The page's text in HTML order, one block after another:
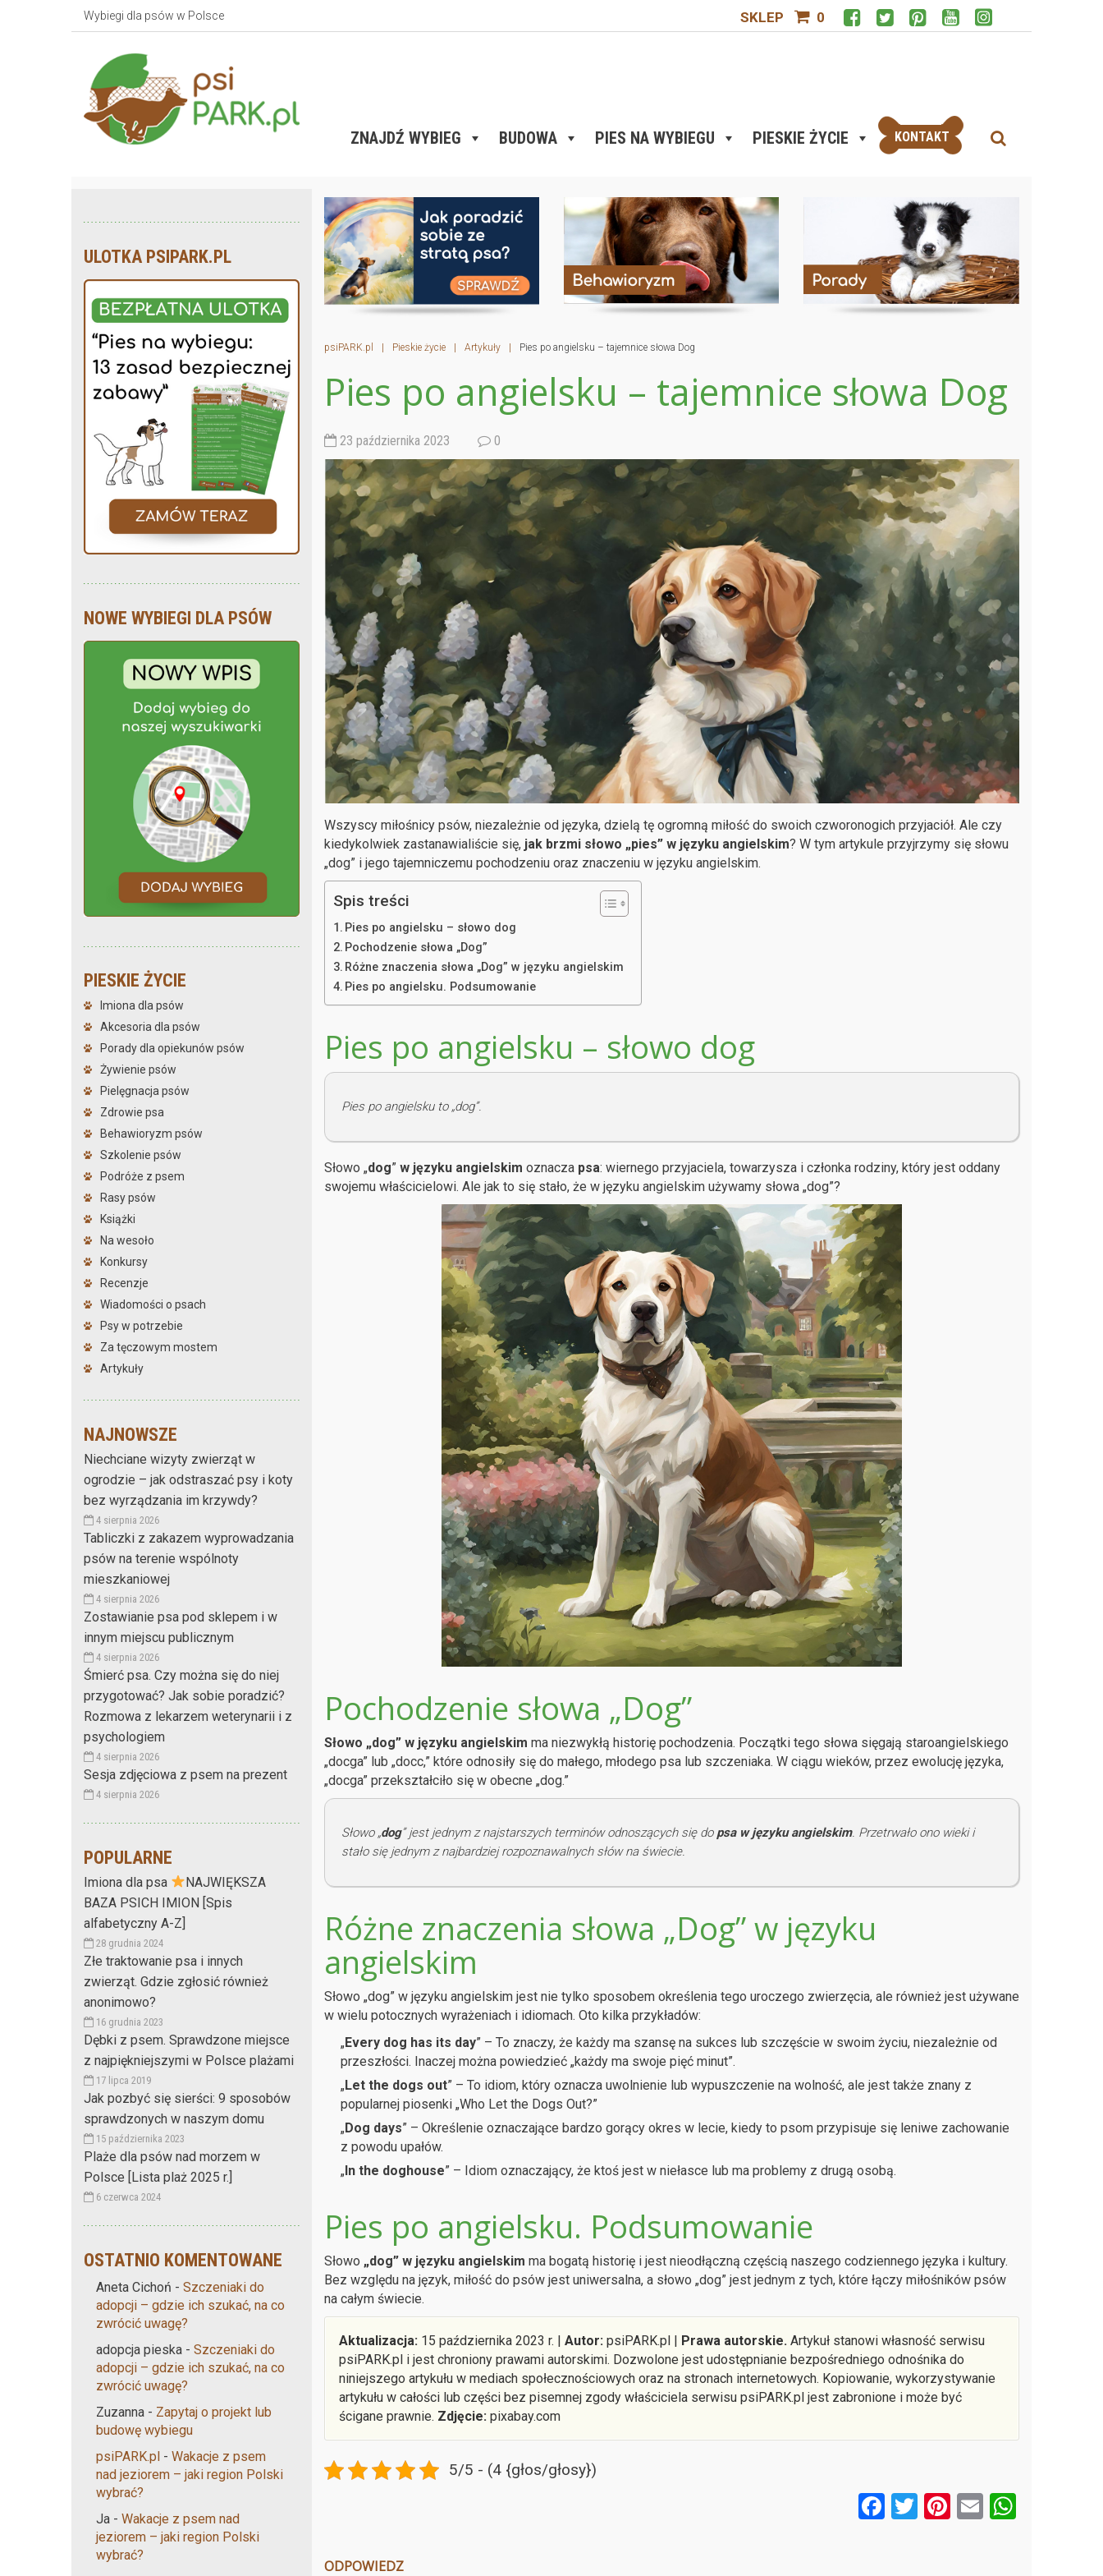
Wybiegi dla psów w Polsce SKLEP 0
ZNAJDŹ WYBIEG BUDOWA PIES NA WYBIEGU PIESKIE ŻYCIE KONTAKT
ULOTKA PSIPARK.PL
NOWE WYBIEGI DLA PSÓW
PIESKIE ŻYCIE
Imiona dla psów
Akcesoria dla psów
Porady dla opiekunów psów
Żywienie psów
Pielęgnacja psów
Zdrowie psa
Behawioryzm psów
Szkolenie psów
Podróże z psem
Rasy psów
Książki
Na wesoło
Konkursy
Recenzje
Wiadomości o psach
Psy w potrzebie
Za tęczowym mostem
Artykuły
NAJNOWSZE
Niechciane wizyty zwierząt w
ogrodzie – jak odstraszać psy i koty
bez wyrządzania im krzywdy?
4 sierpnia 2026
Tabliczki z zakazem wyprowadzania
psów na terenie wspólnoty
mieszkaniowej
4 sierpnia 2026
Zostawianie psa pod sklepem i w
innym miejscu publicznym
4 sierpnia 2026
Śmierć psa. Czy można się do niej
przygotować? Jak sobie poradzić?
Rozmowa z lekarzem weterynarii i z
psychologiem
4 sierpnia 2026
Sesja zdjęciowa z psem na prezent
4 sierpnia 2026
POPULARNE
Imiona dla psa
NAJWIĘKSZA
BAZA PSICH IMION [Spis
alfabetyczny A-Z]
28 grudnia 2024
Złe traktowanie psa i innych
zwierząt. Gdzie zgłosić również
anonimowo?
16 grudnia 2023
Dębki z psem. Sprawdzone miejsce
z najpiękniejszymi w Polsce plażami
17 lipca 2019
Jak pozbyć się sierści: 9 sposobów
sprawdzonych w naszym domu
15 października 2023
Plaże dla psów nad morzem w
Polsce [Lista plaż 2025 r.]
6 czerwca 2024
OSTATNIO KOMENTOWANE
Aneta Cichoń - Szczeniaki do
adopcji – gdzie ich szukać, na co
zwrócić uwagę?
adopcja pieska - Szczeniaki do
adopcji – gdzie ich szukać, na co
zwrócić uwagę?
Zuzanna - Zapytaj o projekt lub
budowę wybiegu
psiPARK.pl - Wakacje z psem
nad jeziorem – jaki region Polski
wybrać?
Ja - Wakacje z psem nad
jeziorem – jaki region Polski
wybrać?
psiPARK.pl Pieskie życie Artykuły Pies po angielsku – tajemnice słowa Dog
Pies po angielsku – tajemnice słowa Dog
23 października 2023 0
Wszyscy miłośnicy psów, niezależnie od języka, dzielą tę ogromną miłość do swoich czworonogich przyjaciół. Ale czy
kiedykolwiek zastanawialiście się, jak brzmi słowo „pies” w języku angielskim? W tym artykule przyjrzymy się słowu
„dog” i jego tajemniczemu pochodzeniu oraz znaczeniu w języku angielskim.
Spis treści
Pies po angielsku – słowo dog
Pochodzenie słowa „Dog”
Różne znaczenia słowa „Dog” w języku angielskim
Pies po angielsku. Podsumowanie
Pies po angielsku – słowo dog
Pies po angielsku to „dog”.
Słowo „dog” w języku angielskim oznacza psa: wiernego przyjaciela, towarzysza i członka rodziny, który jest oddany
swojemu właścicielowi. Ale jak to się stało, że w języku angielskim używamy słowa „dog”?
Pochodzenie słowa „Dog”
Słowo „dog” w języku angielskim ma niezwykłą historię pochodzenia. Początki tego słowa sięgają staroangielskiego
„docga” lub „docc,” które odnosiły się do małego, młodego psa lub szczeniaka. W ciągu wieków, przez ewolucję języka,
„docga” przekształciło się w obecne „dog.”
Słowo „dog” jest jednym z najstarszych terminów odnoszących się do psa w języku angielskim. Przetrwało ono wieki i
stało się jednym z najbardziej rozpoznawalnych słów na świecie.
Różne znaczenia słowa „Dog” w języku
angielskim
Słowo „dog” w języku angielskim jest nie tylko sposobem określenia tego uroczego zwierzęcia, ale również jest używane
w wielu potocznych wyrażeniach i idiomach. Oto kilka przykładów:
„Every dog has its day” – To znaczy, że każdy ma szansę na sukces lub szczęście w swoim życiu, niezależnie od
przeszłości. Inaczej można powiedzieć „każdy ma swoje pięć minut”.
„Let the dogs out” – To idiom, który oznacza uwolnienie lub wypuszczenie na wolność, ale jest także znany z
popularnej piosenki „Who Let the Dogs Out?”
„Dog days” – Określenie oznaczające bardzo gorący okres w lecie, kiedy to psom przypisuje się leniwe zachowanie
z powodu upałów.
„In the doghouse” – Idiom oznaczający, że ktoś jest w niełasce lub ma problemy z drugą osobą.
Pies po angielsku. Podsumowanie
Słowo „dog” w języku angielskim ma bogatą historię i jest nieodłączną częścią naszego codziennego języka i kultury.
Bez względu na język, miłość do psów jest uniwersalna, a słowo „dog” jest jednym z tych, które łączy miłośników psów
na całym świecie.
Aktualizacja: 15 października 2023 r. | Autor: psiPARK.pl | Prawa autorskie. Artykuł stanowi własność serwisu
psiPARK.pl i jest chroniony prawami autorskimi. Dozwolone jest udostępnianie bezpośredniego odnośnika do
niniejszego artykułu w mediach społecznościowych oraz na stronach internetowych. Kopiowanie, wykorzystywanie
artykułu w całości lub części bez pisemnej zgody właściciela serwisu psiPARK.pl jest zabronione i może być
ścigane prawnie. Zdjęcie: pixabay.com
5/5 - (4 {głos/głosy})
F T Pi E
ODPOWIEDZ